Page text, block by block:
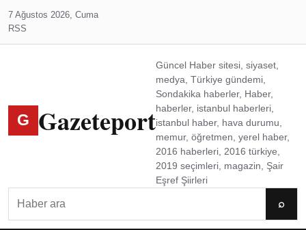
7 Ağustos 2026, Cuma
RSS
G Gazeteport
Güncel Haber sitesi, siyaset,
medya, Türkiye gündemi,
Sondakika haberler, Haber,
haberler, istanbul haberleri,
istanbul haber, hava durumu,
memur, öğretmen, yerel haber,
2016 haberleri, 2016 türkiye,
2019 seçimleri, magazin, Şair
Eşref Şiirleri
⌕